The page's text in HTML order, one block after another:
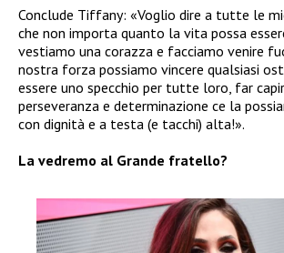
Conclude Tiffany: «Voglio dire a tutte le
che non importa quanto la vita possa
vestiamo una corazza e facciamo venire
nostra forza possiamo vincere qualsiasi
essere uno specchio per tutte loro, far
perseveranza e determinazione ce la
con dignità e a testa (e tacchi) alta!».
La vedremo al Grande fratello?